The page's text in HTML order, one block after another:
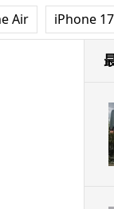
Air iPhone 17